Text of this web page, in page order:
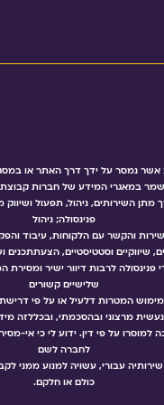
אשר נמסר על ידך דרך האתר או
במאגרי המידע של חברות קבוצת
מתן השירותים, ניהול, תפעול ושיווק
פנינסולה; ניהול
והקשר עם הלקוחות, עיבוד
שיווקיים וסטטיסטיים, הצעתתכנים
פנינסולה לרבות דיוור ישיר ומסירת
שלישיים קשורים
מימוש המטרות דלעיל או על פי
מרצוני ובהסכמתי, ובכללזה
למוסרו על פי דין. ידוע לי כי אי-
לחברה לשם
עבורי, עשויה למנוע ממני
כולם או חלקם.